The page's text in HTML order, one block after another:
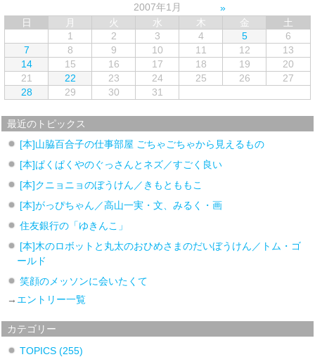
2007年1月
日
月 火 水 木 金
土
1
2 3 4 5
6
7
8 9 10 11 12
13
14
15 16 17 18 19
20
21
22 23 24 25 26
27
28
29 30 31
最近のトピックス
[本]山脇百合子の仕事部屋 ごちゃごちゃから見えるもの
[本]ぱくぱくやのぐっさんとネズ／すごく良い
[本]クニョニョのぼうけん／きもとももこ
[本]がっぴちゃん／高山一実・文、みるく・画
住友銀行の「ゆきんこ」
[本]木のロボットと丸太のおひめさまのだいぼうけん／トム・ゴ
ールド
笑顔のメッソンに会いたくて
→ エントリー一覧
カテゴリー
TOPICS (255)